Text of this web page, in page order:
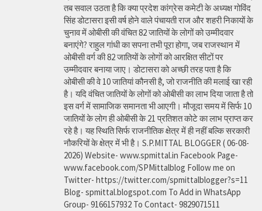
तब सवाल उठता है कि क्या प्रदेश कांग्रेस कमेटी के अध्यक्ष गोविंद
सिंह डोटासरा इसी वर्ष होने वाले पंचायती राज और शहरी निकायों के
चुनाव में ओबीसी की वंचित 82 जातियों के लोगों को उम्मीदवार
बनाएंगे? राहुल गांधी का सपना तभी पूरा होगा, जब राजस्थान में
ओबीसी वर्ग की 82 जातियों के लोगों को आरक्षित सीटों पर
उम्मीदवार बनाया जाए। डोटासरा को अच्छी तरह पता है कि
ओबीसी की वे 10 जातियां कौनसी है, जो राजनीति की मलाई खा रही
है। यदि वंचित जातियों के लोगों को ओबीसी का लाभ दिया जाता है तो
इस वर्ग में सामाजिक समानता भी आएगी। मौजूदा समय में सिर्फ 10
जातियों के लोग ही ओबीसी के 21 प्रतिशत कोटे का लाभ प्राप्त कर
रहे है। यह स्थिति सिर्फ राजनीतिक क्षेत्र में ही नहीं बल्कि सरकारी
नौकरियों के क्षेत्र में भी है। S.P.MITTAL BLOGGER ( 06-08-
2026) Website- www.spmittal.in Facebook Page-
www.facebook.com/SPMittalblog Follow me on
Twitter- https://twitter.com/spmittalblogger?s=11
Blog- spmittal.blogspot.com To Add in WhatsApp
Group- 9166157932 To Contact- 9829071511